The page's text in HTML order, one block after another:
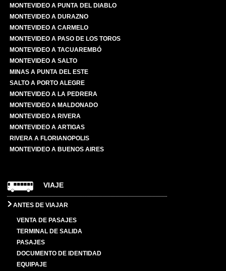
MONTEVIDEO A PUNTA DEL DIABLO
MONTEVIDEO A DURAZNO
MONTEVIDEO A CARMELO
MONTEVIDEO A PASO DE LOS TOROS
MONTEVIDEO A TACUAREMBÓ
MONTEVIDEO A SALTO
MINAS A PUNTA DEL ESTE
SALTO A PORTO ALEGRE
MONTEVIDEO A LA PEDRERA
MONTEVIDEO A MALDONADO
MONTEVIDEO A RIVERA
MONTEVIDEO A ARTIGAS
RIVERA A FLORIANOPOLIS
MONTEVIDEO A BUENOS AIRES
VIAJE
ANTES DE VIAJAR
VENTA DE PASAJES
TERMINAL DE SALIDA
PASAJES
DOCUMENTO DE IDENTIDAD
EQUIPAJE